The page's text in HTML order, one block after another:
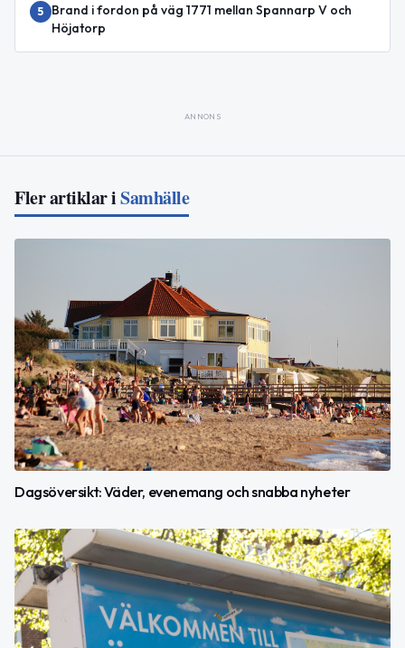
5
Brand i fordon på väg 1771 mellan Spannarp V och
Höjatorp
ANNONS
Fler artiklar iSamhälle
Dagsöversikt: Väder, evenemang och snabba nyheter